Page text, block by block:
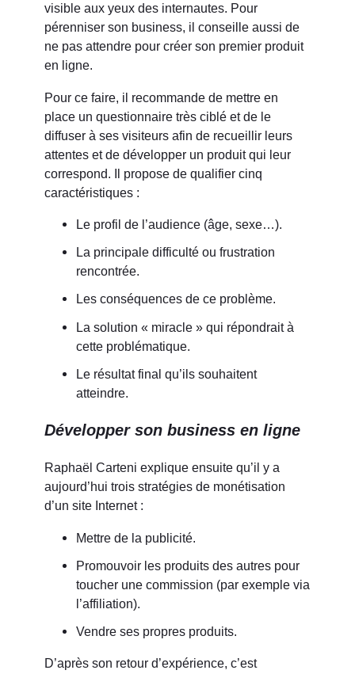
visible aux yeux des internautes. Pour
pérenniser son business, il conseille aussi de
ne pas attendre pour créer son premier produit
en ligne.
Pour ce faire, il recommande de mettre en
place un questionnaire très ciblé et de le
diffuser à ses visiteurs afin de recueillir leurs
attentes et de développer un produit qui leur
correspond. Il propose de qualifier cinq
caractéristiques :
Le profil de l’audience (âge, sexe…).
La principale difficulté ou frustration
rencontrée.
Les conséquences de ce problème.
La solution « miracle » qui répondrait à
cette problématique.
Le résultat final qu’ils souhaitent
atteindre.
Développer son business en ligne
Raphaël Carteni explique ensuite qu’il y a
aujourd’hui trois stratégies de monétisation
d’un site Internet :
Mettre de la publicité.
Promouvoir les produits des autres pour
toucher une commission (par exemple via
l’affiliation).
Vendre ses propres produits.
D’après son retour d’expérience, c’est